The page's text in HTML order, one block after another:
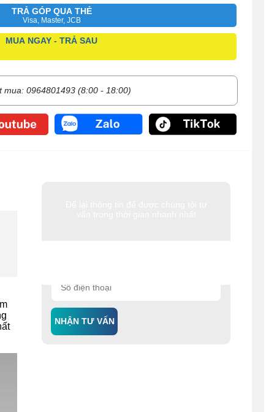
TRẢ GÓP QUA THẺ
Visa, Master, JCB
MUA NGAY - TRẢ SAU
mua: 0964801493 (8:00 - 18:00)
NHẬN TƯ VẤN